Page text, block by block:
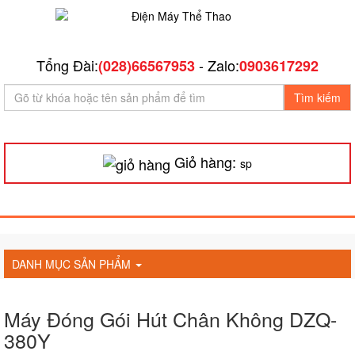
Tổng Đài:(028)66567953- Zalo:0903617292
Tìm kiếm
Giỏ hàng: sp
DANH MỤC SẢN PHẨM
Máy Đóng Gói Hút Chân Không DZQ-
380Y